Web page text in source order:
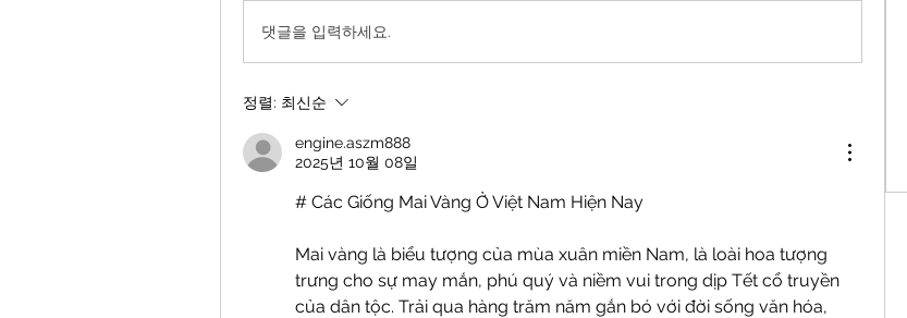
댓글을 입력하세요.
정렬: 최신순
engine.aszm888
2025년 10월 08일
# Các Giống Mai Vàng Ở Việt Nam Hiện Nay
Mai vàng là biểu tượng của mùa xuân miền Nam, là loài hoa tượng
trưng cho sự may mắn, phú quý và niềm vui trong dịp Tết cổ truyền
của dân tộc. Trải qua hàng trăm năm gắn bó với đời sống văn hóa,